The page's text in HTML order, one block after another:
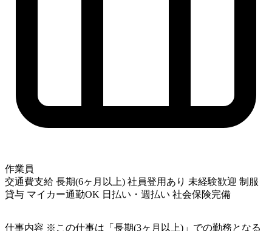
作業員
交通費支給 長期(6ヶ月以上) 社員登用あり 未経験歓迎 制服
貸与 マイカー通勤OK 日払い・週払い 社会保険完備
仕事内容 ※この仕事は「長期(3ヶ月以上)」での勤務となる